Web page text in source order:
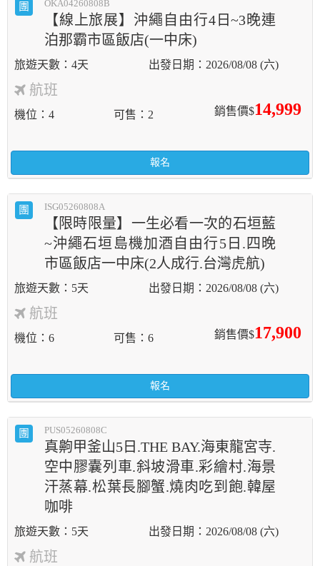
團 OKA04260808B
【線上旅展】沖繩自由行4日~3晚連
泊那霸市區飯店(一中床)
4天 2026/08/08 (六)
航班
銷售價$14,999
機位 4 可售 2
報名
團 ISG05260808A
【限時限量】一生必看一次的石垣藍
~沖繩石垣島機加酒自由行5日.四晚
市區飯店一中床(2人成行.台灣虎航)
5天 2026/08/08 (六)
航班
銷售價$17,900
機位 6 可售 6
報名
團 PUS05260808C
真齁甲釜山5日.THE BAY.海東龍宮寺.
空中膠囊列車.斜坡滑車.彩繪村.海景
汗蒸幕.松葉長腳蟹.燒肉吃到飽.韓屋
咖啡
5天 2026/08/08 (六)
航班